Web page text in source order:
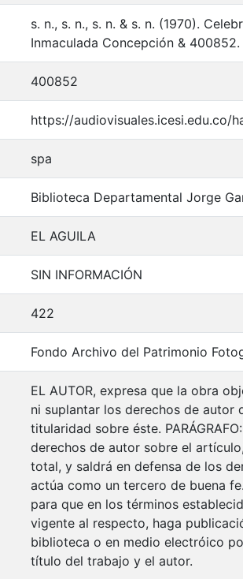
s. n., s. n., s. n. & s. n. (1970).
Inmaculada Concepción &
400852
https://audiovisuales.icesi.edu.co/
spa
Biblioteca Departamental Jorge
EL AGUILA
SIN INFORMACIÓN
422
Fondo Archivo del Patrimonio
EL AUTOR, expresa que la obra
ni suplantar los derechos de autor
titularidad sobre éste.
derechos de autor sobre el
total, y saldrá en defensa de los
actúa como un tercero de buena
para que en los términos
vigente al respecto, haga
biblioteca o en medio electróico
título del trabajo y el autor.